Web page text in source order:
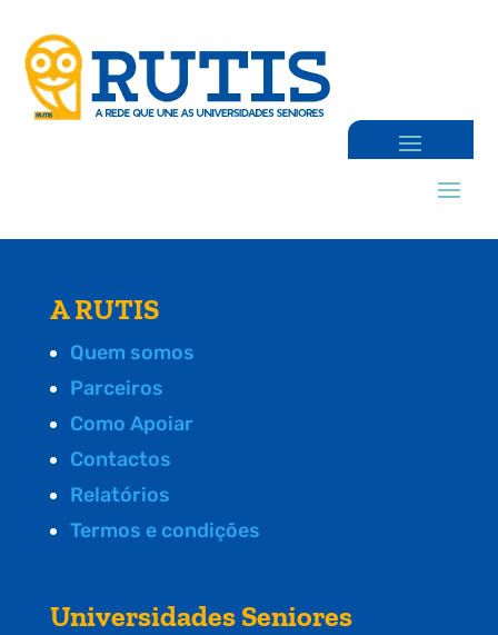
A RUTIS
Quem somos
Parceiros
Como Apoiar
Contactos
Relatórios
Termos e condições
Universidades Seniores